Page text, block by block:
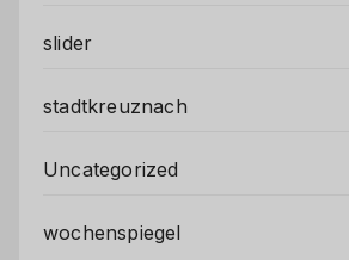
slider
stadtkreuznach
Uncategorized
wochenspiegel